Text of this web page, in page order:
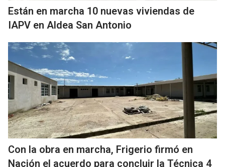
Están en marcha 10 nuevas viviendas de
IAPV en Aldea San Antonio
Con la obra en marcha, Frigerio firmó en
Nación el acuerdo para concluir la Técnica 4